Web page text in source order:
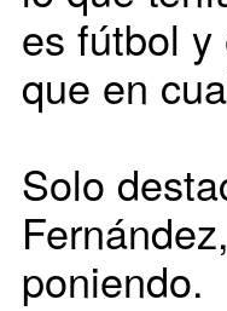
es fútbol
que en
Solo
poniendo.